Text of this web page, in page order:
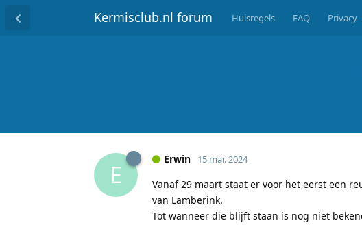
Kermisclub.nl forum Huisregels FAQ Privacy
E
Erwin 15 mar. 2024
Vanaf 29 maart staat er voor het eerst een
van Lamberink.
Tot wanneer die blijft staan is nog niet